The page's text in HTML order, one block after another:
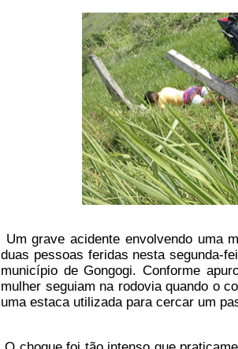
Um grave acidente envolvendo uma
duas pessoas feridas nesta segunda-
município de Gongogi. Conforme
mulher seguiam na rodovia quando o
uma estaca utilizada para cercar um